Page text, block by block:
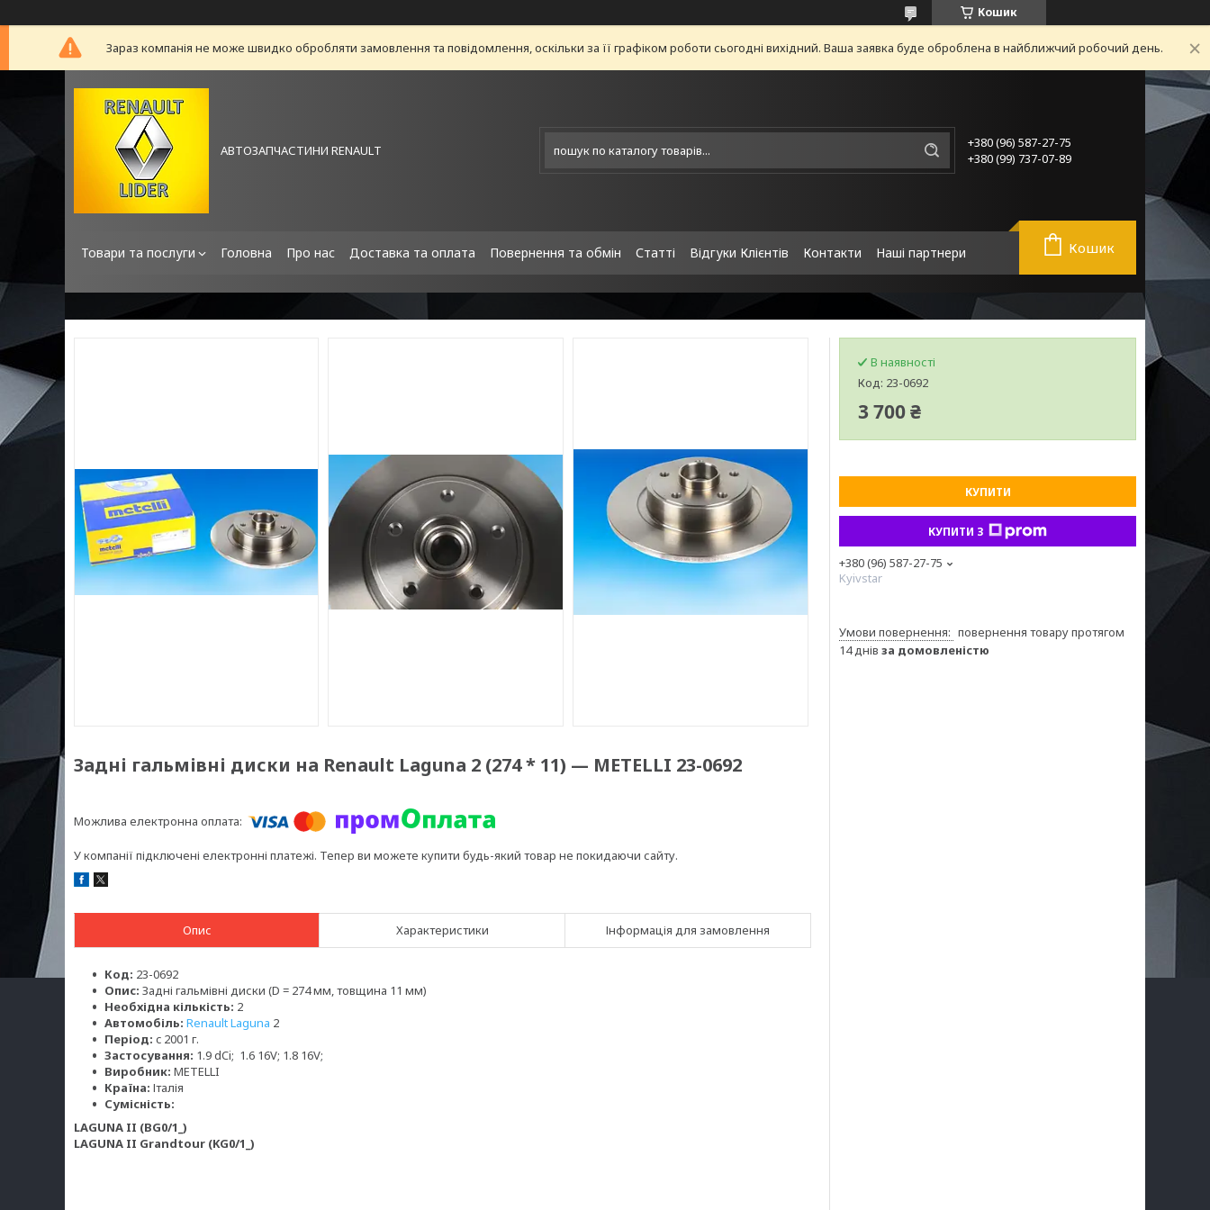
Кошик
Зараз компанія не може швидко обробляти замовлення та повідомлення, оскільки за її графіком роботи сьогодні вихідний. Ваша заявка буде оброблена в найближчий робочий день.
АВТОЗАПЧАСТИНИ RENAULT
+380 (96) 587-27-75
+380 (99) 737-07-89
Товари та послуги Головна Про нас Доставка та оплата Повернення та обмін Статті Відгуки Клієнтів Контакти Наші партнери Кошик
Задні гальмівні диски на Renault Laguna 2 (274 * 11) — METELLI 23-0692
У компанії підключені електронні платежі. Тепер ви можете купити будь-який товар не покидаючи сайту.
Опис Характеристики Інформація для замовлення
Код: 23-0692
Опис: Задні гальмівні диски (D = 274 мм, товщина 11 мм)
Необхідна кількість: 2
Автомобіль: Renault Laguna 2
Період: c 2001 г.
Застосування: 1.9 dCi; 1.6 16V; 1.8 16V;
Виробник: METELLI
Країна: Італія
Сумісність:
LAGUNA II (BG0/1_)
LAGUNA II Grandtour (KG0/1_)
В наявності
Код: 23-0692
3 700 ₴
КУПИТИ
КУПИТИ З
+380 (96) 587-27-75
Kyivstar
повернення товару протягом
14 днів за домовленістю